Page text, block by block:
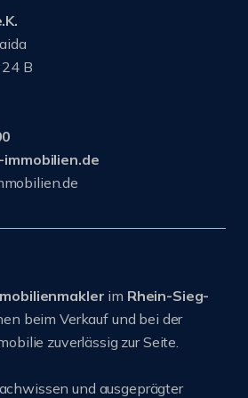
B
im Rhein-Sieg-
beim Verkauf und bei der
zuverlässig zur Seite.
und ausgeprägter